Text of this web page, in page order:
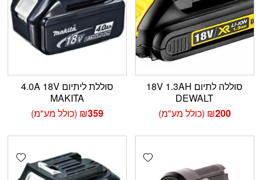
סוללה לתיום 18V 1.3AH
DEWALT
₪200 (כולל מע"מ)
סוללת ליתיום 4.0A 18V
MAKITA
₪359 (כולל מע"מ)
Add wishlist